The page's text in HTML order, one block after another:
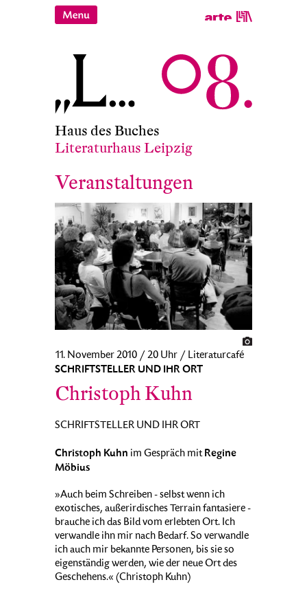
Haus des Buches
Literaturhaus Leipzig
Veranstaltungen
11. November 2010 / 20 Uhr / Literaturcafé
SCHRIFTSTELLER UND IHR ORT
Christoph Kuhn
SCHRIFTSTELLER UND IHR ORT
Christoph Kuhn im Gespräch mitRegine
Möbius
»Auch beim Schreiben - selbst wenn ich
exotisches, außerirdisches Terrain fantasiere -
brauche ich das Bild vom erlebten Ort. Ich
verwandle ihn mir nach Bedarf. So verwandle
ich auch mir bekannte Personen, bis sie so
eigenständig werden, wie der neue Ort des
Geschehens.« (Christoph Kuhn)